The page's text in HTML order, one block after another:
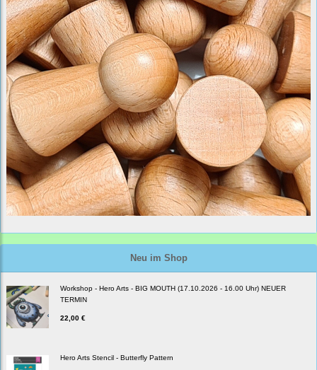
Neu im Shop
Workshop - Hero Arts - BIG MOUTH (17.10.2026 - 16.00 Uhr) NEUER
TERMIN
22,00 €
Hero Arts Stencil - Butterfly Pattern